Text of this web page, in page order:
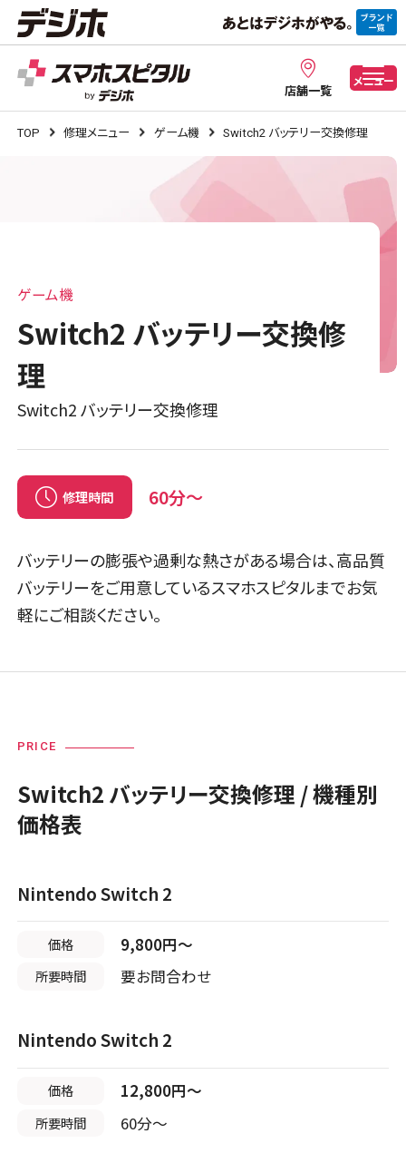
店舗一覧
メニュー
TOP 修理メニュー ゲーム機 Switch2 バッテリー交換修理
ゲーム機
Switch2 バッテリー交換修
理
Switch2 バッテリー交換修理
修理時間 60分～
バッテリーの膨張や過剰な熱さがある場合は、高品質
バッテリーをご用意しているスマホスピタルまでお気
軽にご相談ください。
PRICE
Switch2 バッテリー交換修理 / 機種別
価格表
Nintendo Switch 2
価格 9,800円〜
所要時間 要お問合わせ
Nintendo Switch 2
価格 12,800円〜
所要時間 60分〜